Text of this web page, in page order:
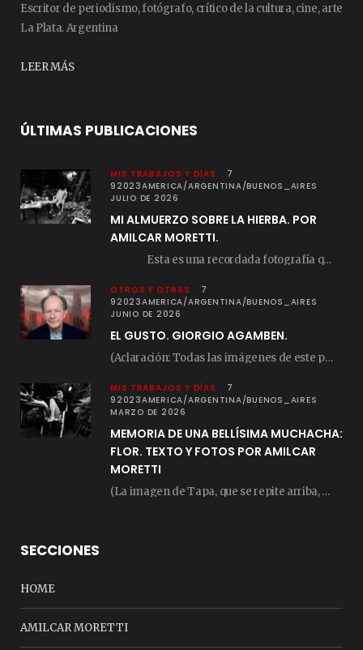
Escritor de periodismo, fotógrafo, crítico de la cultura, cine, arte
La Plata. Argentina
LEER MÁS
ÚLTIMAS PUBLICACIONES
MIS TRABAJOS Y DÍAS
7
92023AMERICA/ARGENTINA/BUENOS_AIRES
JULIO DE 2026
MI ALMUERZO SOBRE LA HIERBA. POR
AMILCAR MORETTI.
Esta es una recordada fotografía que registré…
OTROS Y OTRAS
7
92023AMERICA/ARGENTINA/BUENOS_AIRES
JUNIO DE 2026
EL GUSTO. GIORGIO AGAMBEN.
(Aclaración: Todas las imágenes de este posteo fueron tomadas de Bloghemia.com, y todos los…
MIS TRABAJOS Y DÍAS
7
92023AMERICA/ARGENTINA/BUENOS_AIRES
MARZO DE 2026
MEMORIA DE UNA BELLÍSIMA MUCHACHA:
FLOR. TEXTO Y FOTOS POR AMILCAR
MORETTI
(La imagen de Tapa, que se repite arriba, fue compuesta por Amilcar Moretti el viernes…
SECCIONES
HOME
AMILCAR MORETTI